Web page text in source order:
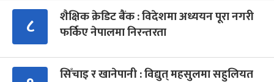
८
शैक्षिक क्रेडिट बैंक : विदेशमा अध्ययन पूरा नगरी
फर्किए नेपालमा निरन्तरता
सिँचाइ र खानेपानी : विद्युत् महसुलमा सहुलियत